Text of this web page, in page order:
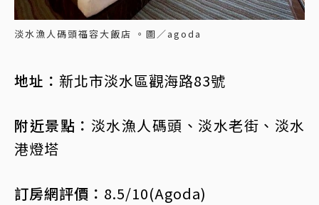
淡水漁人碼頭福容大飯店 。圖／agoda
地址： 新北市淡水區觀海路83號
附近景點： 淡水漁人碼頭、淡水老街、淡水
港燈塔
訂房網評價： 8.5/10(Agoda)